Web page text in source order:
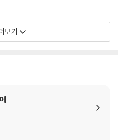
바 | 마루칸빌 대식당 | 아이스크림
치쿄 | 동일본 아이스크림 순례 앨범
스캔디 | 모치야 오니시 | 구로오카 아
| 세후리고카야마 아이스캔디 | 미
광 드라이브인 | 원조아이스도그 |
보기